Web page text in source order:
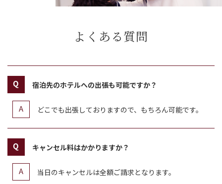
よくある質問
宿泊先のホテルへの出張も可能ですか？
どこでも出張しておりますので、もちろん可能です。
キャンセル料はかかりますか？
当日のキャンセルは全額ご請求となります。